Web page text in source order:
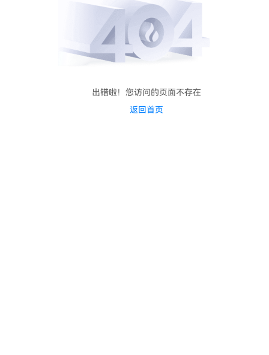
出错啦！您访问的页面不存在
返回首页